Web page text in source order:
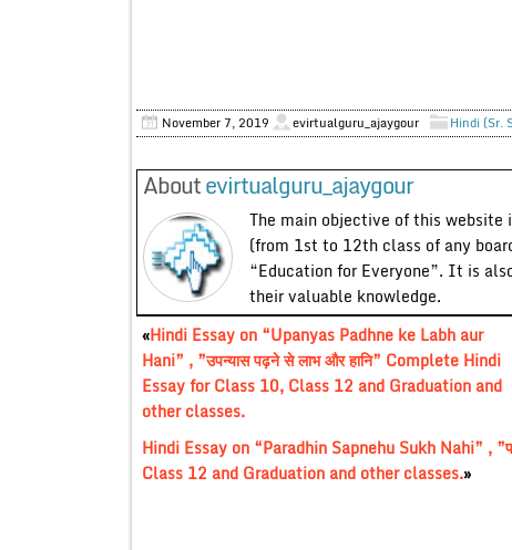
November 7, 2019 evirtualguru_ajaygour Hindi (Sr.
Aboutevirtualguru_ajaygour
The main objective of this
(from 1st to 12th class of any
“Education for Everyone”. It is
their valuable knowledge.
«Hindi Essay on “Upanyas Padhne ke Labh aur
Hani” , ”उपन्यास पढ़ने से लाभ और हानि” Complete Hindi
Essay for Class 10, Class 12 and Graduation and
other classes.
Hindi Essay on “Paradhin Sapnehu Sukh Nahi” ,
Class 12 and Graduation and other classes.»